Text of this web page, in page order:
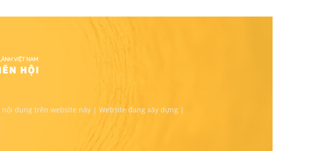
dung trên website này | Website đang xây dựng |